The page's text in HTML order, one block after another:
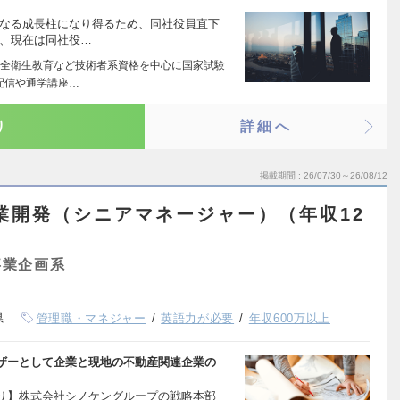
る成長柱になり得るため、同社役員直下
現在は同社役…
衛生教育など技術者系資格を中心に国家試験
信や通学講座…
詳細へ
掲載期間 26/07/30～26/08/12
開発（シニアマネージャー）（年収12
企画系
管理職・マネジャー 英語力が必要 年収600万以上
ーとして企業と現地の不動産関連企業の
】株式会社シノケングループの戦略本部